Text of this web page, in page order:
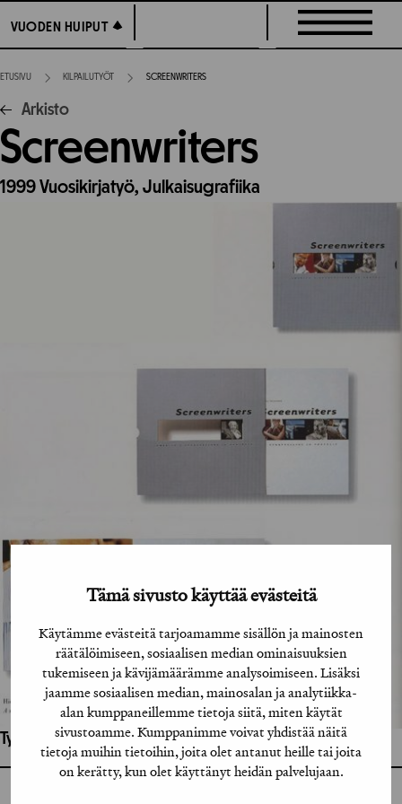
Tämä sivusto käyttää evästeitä
Käytämme evästeitä tarjoamamme sisällön ja mainosten
räätälöimiseen, sosiaalisen median ominaisuuksien
tukemiseen ja kävijämäärämme analysoimiseen. Lisäksi
jaamme sosiaalisen median, mainosalan ja analytiikka-
alan kumppaneillemme tietoja siitä, miten käytät
sivustoamme. Kumppanimme voivat yhdistää näitä
tietoja muihin tietoihin, joita olet antanut heille tai joita
on kerätty, kun olet käyttänyt heidän palvelujaan.
suoraan
sisältöön
VUODEN HUIPUT
VUODEN HUIPUT
ETUSIVU KILPAILUTYÖT SCREENWRITERS
Arkisto
Screenwriters
1999Vuosikirjatyö, Julkaisugrafiika
Työhön osallistuneet henkilöt / tahot: